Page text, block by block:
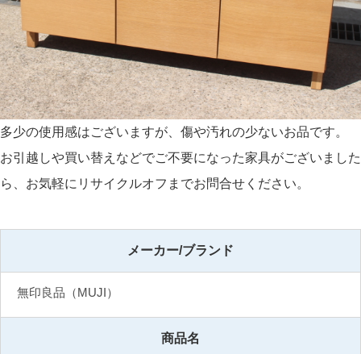
多少の使用感はございますが、傷や汚れの少ないお品です。
お引越しや買い替えなどでご不要になった家具がございました
ら、お気軽にリサイクルオフまでお問合せください。
メーカー/ブランド
無印良品（MUJI）
商品名